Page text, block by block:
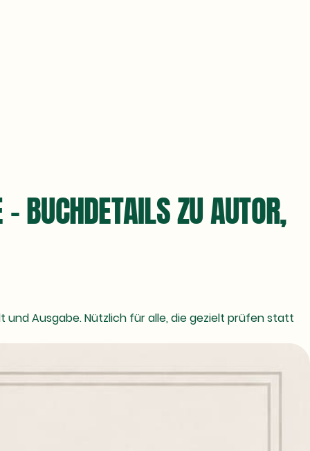
BUCHDETAILS ZU AUTOR,
und Ausgabe. Nützlich für alle, die gezielt prüfen statt